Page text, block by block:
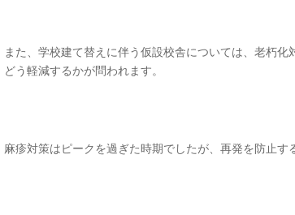
また、学校建て替えに伴う仮設校舎については、老朽
どう軽減するかが問われます。
麻疹対策はピークを過ぎた時期でしたが、再発を防止す